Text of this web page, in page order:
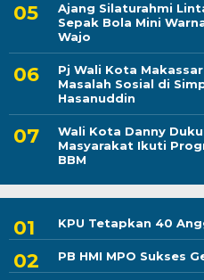
Ajang Silaturahmi
Sepak Bola Mini
Wajo
Pj Wali Kota
Masalah Sosial di
Hasanuddin
Wali Kota Danny
Masyarakat Ikuti
BBM
KPU Tetapkan 40
PB HMI MPO Sukses